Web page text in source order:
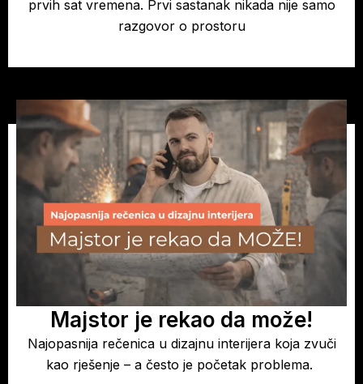
prvih sat vremena. Prvi sastanak nikada nije samo
razgovor o prostoru
Majstor je rekao da može!
Najopasnija rečenica u dizajnu interijera koja zvuči
kao rješenje – a često je početak problema.